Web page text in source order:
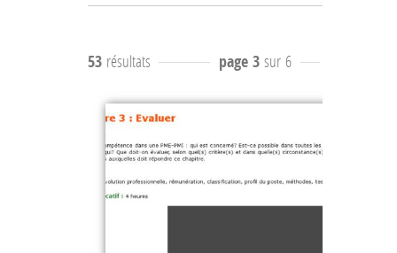
53 résultats page 3 sur 6